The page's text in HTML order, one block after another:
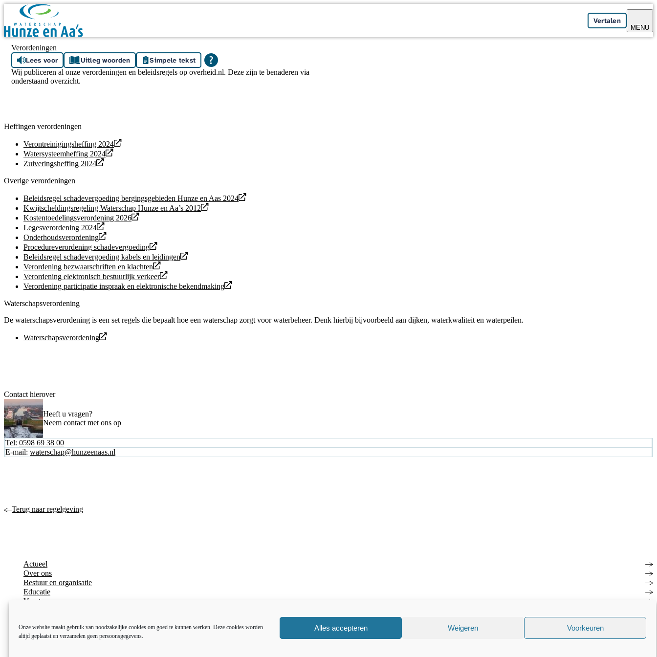
Onze website maakt gebruik van noodzakelijke cookies om goed te kunnen werken. Deze cookies worden
altijd geplaatst en verzamelen geen persoonsgegevens.
Alles accepteren Weigeren Voorkeuren
Skip navigation
Vertalen
MENU
Verordeningen
Lees voor Uitleg woorden Simpele tekst
Wij publiceren al onze verordeningen en beleidsregels op overheid.nl. Deze zijn te benaderen via
onderstaand overzicht.
Heffingen verordeningen
Verontreinigingsheffing 2024
Watersysteemheffing 2024
Zuiveringsheffing 2024
Overige verordeningen
Beleidsregel schadevergoeding bergingsgebieden Hunze en Aas 2024
Kwijtscheldingsregeling Waterschap Hunze en Aa’s 2012
Kostentoedelingsverordening 2026
Legesverordening 2024
Onderhoudsverordening
Procedureverordening schadevergoeding
Beleidsregel schadevergoeding kabels en leidingen
Verordening bezwaarschriften en klachten
Verordening elektronisch bestuurlijk verkeer
Verordening participatie inspraak en elektronische bekendmaking
Waterschapsverordening
De waterschapsverordening is een set regels die bepaalt hoe een waterschap zorgt voor waterbeheer. Denk hierbij bijvoorbeeld aan dijken, waterkwaliteit en waterpeilen.
Waterschapsverordening
Contact hierover
Heeft u vragen?
Neem contact met ons op
Tel: 0598 69 38 00
E-mail: waterschap@hunzeenaas.nl
Terug naar regelgeving
Actueel
Over ons
Bestuur en organisatie
Educatie
Vacatures
Open data
Over deze website